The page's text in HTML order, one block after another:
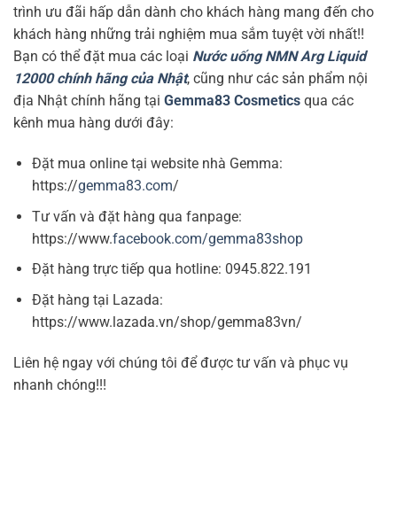
trình ưu đãi hấp dẫn dành cho khách hàng mang đến cho
khách hàng những trải nghiệm mua sắm tuyệt vời nhất!!
Bạn có thể đặt mua các loại Nước uống NMN Arg Liquid
12000 chính hãng của Nhật, cũng như các sản phẩm nội
địa Nhật chính hãng tại Gemma83 Cosmetics qua các
kênh mua hàng dưới đây:
Đặt mua online tại website nhà Gemma:
https://gemma83.com/
Tư vấn và đặt hàng qua fanpage:
https://www.facebook.com/gemma83shop
Đặt hàng trực tiếp qua hotline: 0945.822.191
Đặt hàng tại Lazada:
https://www.lazada.vn/shop/gemma83vn/
Liên hệ ngay với chúng tôi để được tư vấn và phục vụ
nhanh chóng!!!